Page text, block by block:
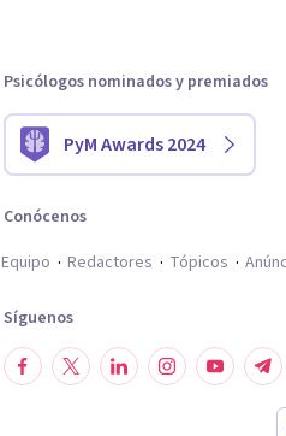
Psicólogos nominados y premiados
PyM Awards 2024
Conócenos
Equipo
Redactores Tópicos
Síguenos